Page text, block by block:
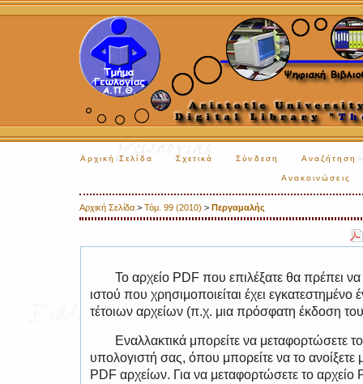
Αρχική Σελίδα Σχετικά Σύνδεση Αναζήτηση
Ανακοινώσεις
Αρχική Σελίδα > Τόμ. 99 (2010) > Περγαμαλής
Το αρχείο PDF που επιλέξατε θα πρέπει
ιστού που χρησιμοποιείται έχει
τέτοιων αρχείων (π.χ. μια πρόσφατη έκδοση
Εναλλακτικά μπορείτε να μεταφορτώσετε
υπολογιστή σας, όπου μπορείτε να το
PDF αρχείων. Για να μεταφορτώσετε το